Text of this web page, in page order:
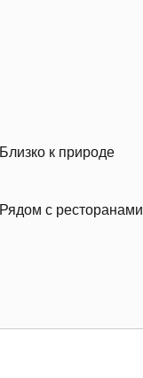
Близко к природе
Рядом с ресторанами